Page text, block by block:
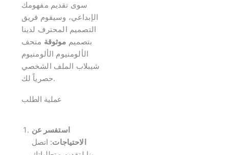
سوى تقديم مفهومك
الإبداعي، وسيقوم فريق
التصميم المحترف لدينا
بتصميم موثوقة متحف
الألومنيوم الألومنيوم
شيبلاب الملف الشخصي
حصرياً لك.
عملية الطلب
استفسر عن
الاحتياجات: اتصل